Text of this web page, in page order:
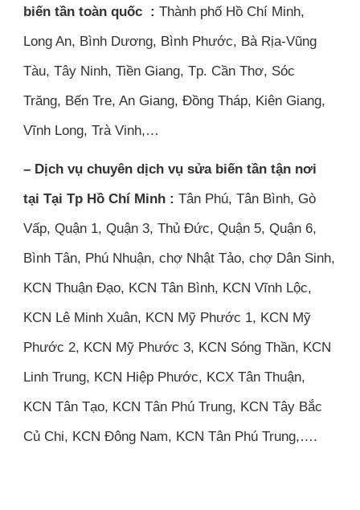
biến tần toàn quốc : Thành phố Hồ Chí Minh,
Long An, Bình Dương, Bình Phước, Bà Rịa-Vũng
Tàu, Tây Ninh, Tiền Giang, Tp. Cần Thơ, Sóc
Trăng, Bến Tre, An Giang, Đồng Tháp, Kiên Giang,
Vĩnh Long, Trà Vinh,…
– Dịch vụ chuyên dịch vụ sửa biến tần tận nơi
tại Tại Tp Hồ Chí Minh : Tân Phú, Tân Bình, Gò
Vấp, Quận 1, Quận 3, Thủ Đức, Quận 5, Quận 6,
Bình Tân, Phú Nhuận, chợ Nhật Tảo, chợ Dân Sinh,
KCN Thuận Đạo, KCN Tân Bình, KCN Vĩnh Lộc,
KCN Lê Minh Xuân, KCN Mỹ Phước 1, KCN Mỹ
Phước 2, KCN Mỹ Phước 3, KCN Sóng Thần, KCN
Linh Trung, KCN Hiệp Phước, KCX Tân Thuận,
KCN Tân Tạo, KCN Tân Phú Trung, KCN Tây Bắc
Củ Chi, KCN Đông Nam, KCN Tân Phú Trung,….